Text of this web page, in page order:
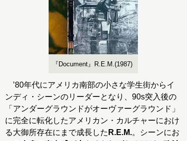
『Document』R.E.M.(1987)
’80年代にアメリカ南部の小さな学生街からイ
ンディ・シーンのリーダーとなり、90s突入後の
「アンダーグラウンドがオーヴァーグラウンド」
に完全に転化したアメリカン・カルチャーにおけ
る大御所存在にまで成長した R.E.M.。シーンにお